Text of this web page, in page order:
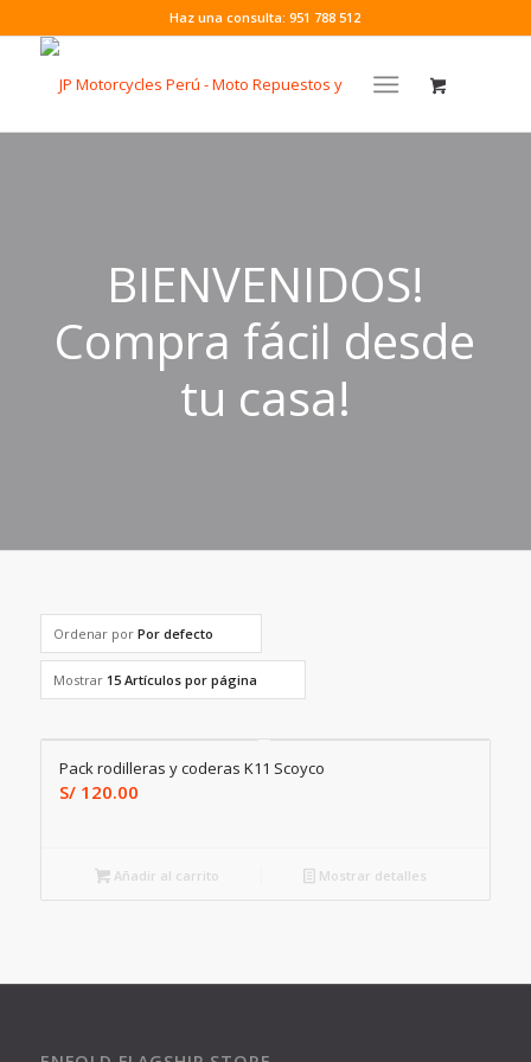
Haz una consulta: 951 788 512
BIENVENIDOS!
Compra fácil desde
tu casa!
Ordenar por Por defecto
Mostrar 15 Artículos por página
Pack rodilleras y coderas K11 Scoyco
S/120.00
Añadir al carrito Mostrar detalles